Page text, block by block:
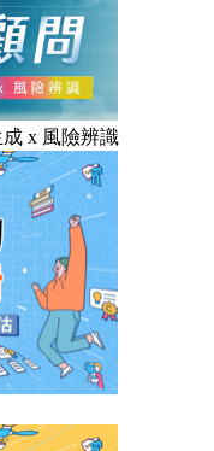
x 風險辨識